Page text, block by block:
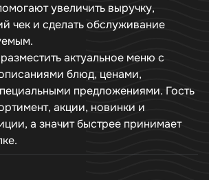
увеличить выручку,
чек и сделать обслуживание
актуальное меню с
блюд, ценами,
предложениями. Гость
акции, новинки и
а значит быстрее принимает